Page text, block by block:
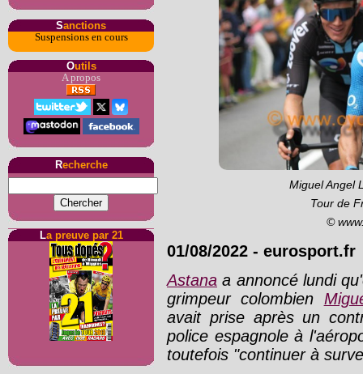
Sanctions
Suspensions en cours
Outils
A propos
Recherche
La preuve par 21
Miguel Angel
Tour de
©
01/08/2022 - eurosport.fr
Astana a annoncé lundi
grimpeur colombien
avait prise après un
police espagnole à
toutefois "continuer à